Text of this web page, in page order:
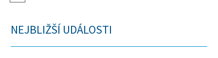
NEJBLIŽŠÍ UDÁLOSTI